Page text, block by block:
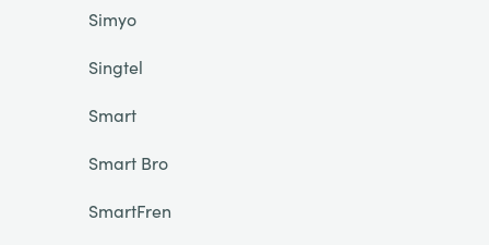
Simyo
Singtel
Smart
Smart Bro
SmartFren